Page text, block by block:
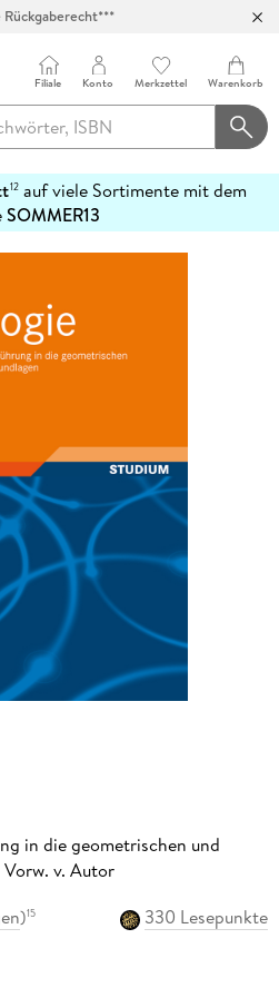
Rückgaberecht***
Filiale Konto Merkzettel Warenkorb
12auf viele Sortimente mit dem
SOMMER13
in die geometrischen und
v. Autor
)15
330 Lesepunkte